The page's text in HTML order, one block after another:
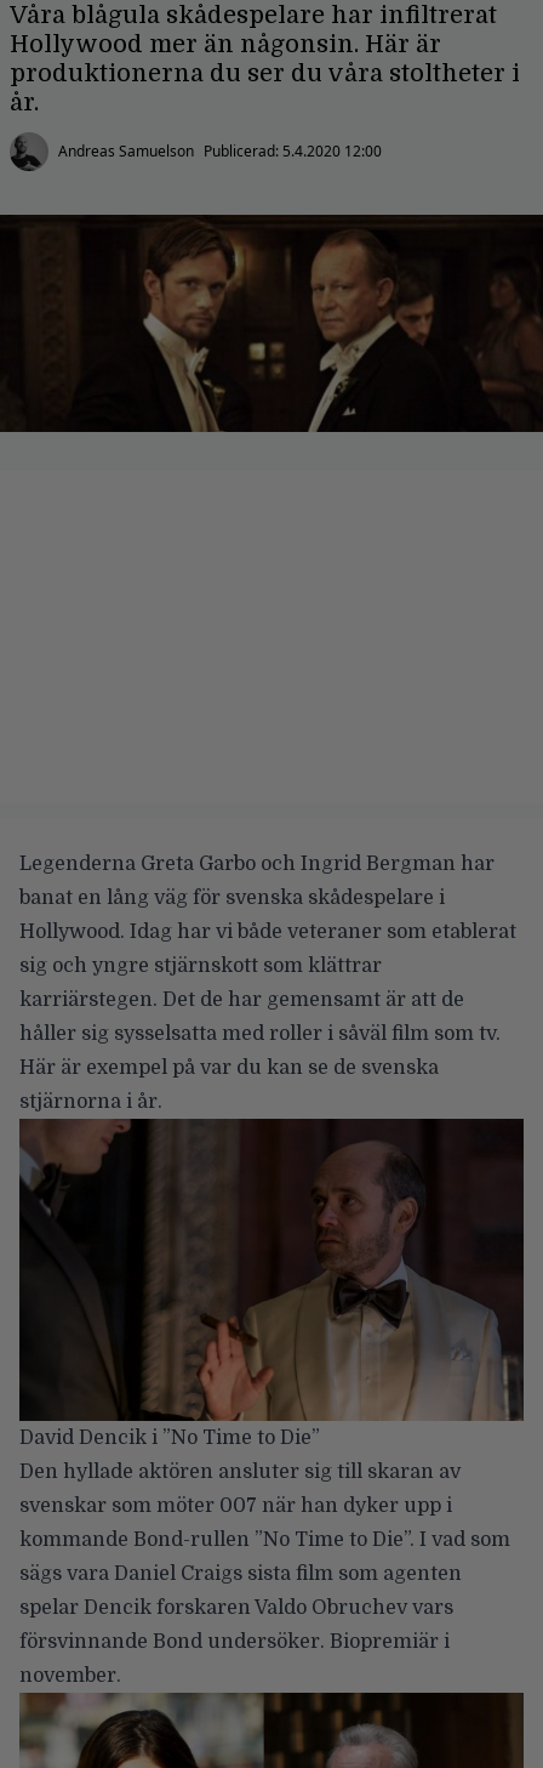
Våra blågula skådespelare har infiltrerat
Hollywood mer än någonsin. Här är
produktionerna du ser du våra stoltheter i
år.
Andreas Samuelson Publicerad: 5.4.2020 12:00
Legenderna Greta Garbo och Ingrid Bergman har
banat en lång väg för svenska skådespelare i
Hollywood. Idag har vi både veteraner som etablerat
sig och yngre stjärnskott som klättrar
karriärstegen. Det de har gemensamt är att de
håller sig sysselsatta med roller i såväl film som tv.
Här är exempel på var du kan se de svenska
stjärnorna i år.
David Dencik i ”No Time to Die”
Den hyllade aktören ansluter sig till skaran av
svenskar som möter 007 när han dyker upp i
kommande Bond-rullen ”No Time to Die”. I vad som
sägs vara Daniel Craigs sista film som agenten
spelar Dencik forskaren Valdo Obruchev vars
försvinnande Bond undersöker. Biopremiär i
november.